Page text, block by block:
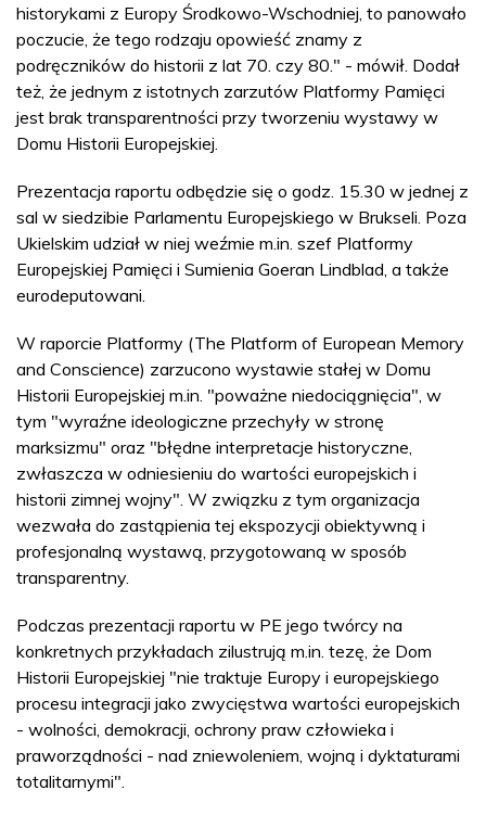
historykami z Europy Środkowo-Wschodniej, to panowało
poczucie, że tego rodzaju opowieść znamy z
podręczników do historii z lat 70. czy 80." - mówił. Dodał
też, że jednym z istotnych zarzutów Platformy Pamięci
jest brak transparentności przy tworzeniu wystawy w
Domu Historii Europejskiej.
Prezentacja raportu odbędzie się o godz. 15.30 w jednej z
sal w siedzibie Parlamentu Europejskiego w Brukseli. Poza
Ukielskim udział w niej weźmie m.in. szef Platformy
Europejskiej Pamięci i Sumienia Goeran Lindblad, a także
eurodeputowani.
W raporcie Platformy (The Platform of European Memory
and Conscience) zarzucono wystawie stałej w Domu
Historii Europejskiej m.in. "poważne niedociągnięcia", w
tym "wyraźne ideologiczne przechyły w stronę
marksizmu" oraz "błędne interpretacje historyczne,
zwłaszcza w odniesieniu do wartości europejskich i
historii zimnej wojny". W związku z tym organizacja
wezwała do zastąpienia tej ekspozycji obiektywną i
profesjonalną wystawą, przygotowaną w sposób
transparentny.
Podczas prezentacji raportu w PE jego twórcy na
konkretnych przykładach zilustrują m.in. tezę, że Dom
Historii Europejskiej "nie traktuje Europy i europejskiego
procesu integracji jako zwycięstwa wartości europejskich
- wolności, demokracji, ochrony praw człowieka i
praworządności - nad zniewoleniem, wojną i dyktaturami
totalitarnymi".